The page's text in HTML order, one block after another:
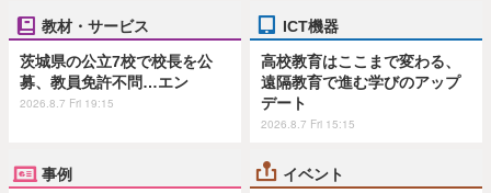
教材・サービス
茨城県の公立7校で校長を公
募、教員免許不問…エン
2026.8.7 Fri 19:15
ICT機器
高校教育はここまで変わる、
遠隔教育で進む学びのアップ
デート
2026.8.7 Fri 15:15
事例 イベント